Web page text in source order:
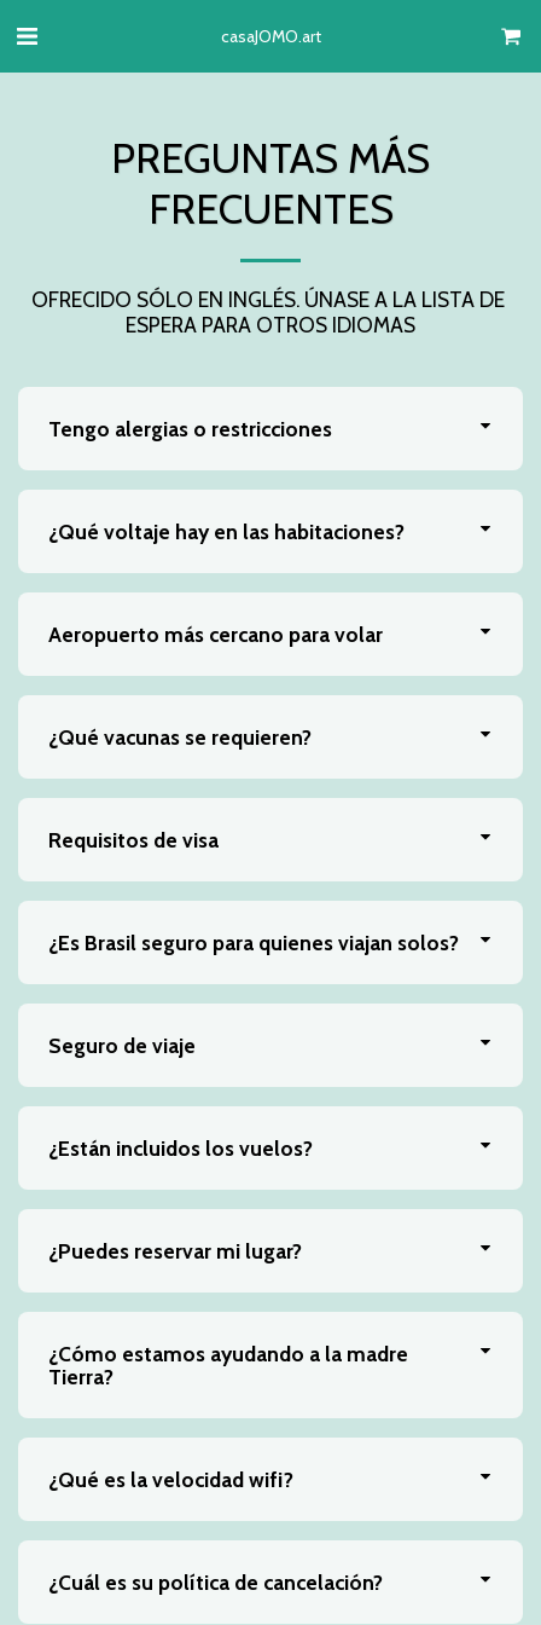
casaJOMO.art
PREGUNTAS MÁS
FRECUENTES
OFRECIDO SÓLO EN INGLÉS. ÚNASE A LA LISTA DE
ESPERA PARA OTROS IDIOMAS
Tengo alergias o restricciones
¿Qué voltaje hay en las habitaciones?
Aeropuerto más cercano para volar
¿Qué vacunas se requieren?
Requisitos de visa
¿Es Brasil seguro para quienes viajan solos?
Seguro de viaje
¿Están incluidos los vuelos?
¿Puedes reservar mi lugar?
¿Cómo estamos ayudando a la madre
Tierra?
¿Qué es la velocidad wifi?
¿Cuál es su política de cancelación?